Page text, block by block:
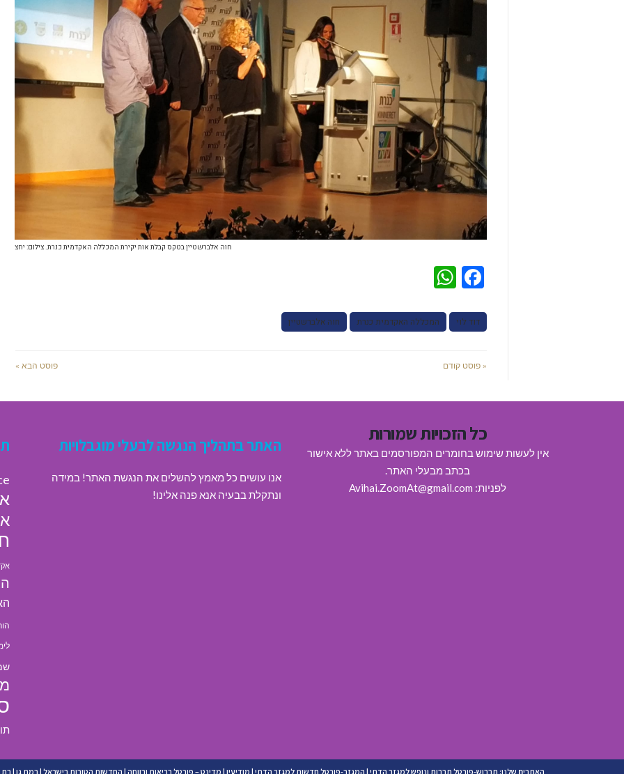
חוה אלברשטיין בטקס קבלת אות יקירת המכללה האקדמית כנרת. צילום: יחצ
Facebook
דוד לוי המכללה האקדמית כנרת חוה אלברשטיין
« פוסט קודם פוסט הבא »
כל הזכויות שמורות
אין לעשות שימוש בחומרים המפורסמים באתר ללא אישור
בכתב מבעלי האתר.
לפניות: Avihai.ZoomAt@gmail.com
האתר בתהליך הנגשה לבעלי מוגבלויות
אנו עושים כל מאמץ להשלים את הנגשת האתר! במידה
ונתקלת בבעיה אנא פנה אלינו!
האתרים שלנו: תרבוש-פורטל תרבות ונופש למגזר הדתי | המגזר-פורטל חדשות למגזר הדתי | מודיעין | מדינט – פורטל בריאות ורווחה | החדשות הטובות בישראל | רמת גן | בת